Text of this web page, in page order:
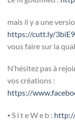
mais il y a une
https://cutt.ly/
vous faire sur la
N’hésitez pas à
vos créations :
https://
⦁ S i t e W e b :